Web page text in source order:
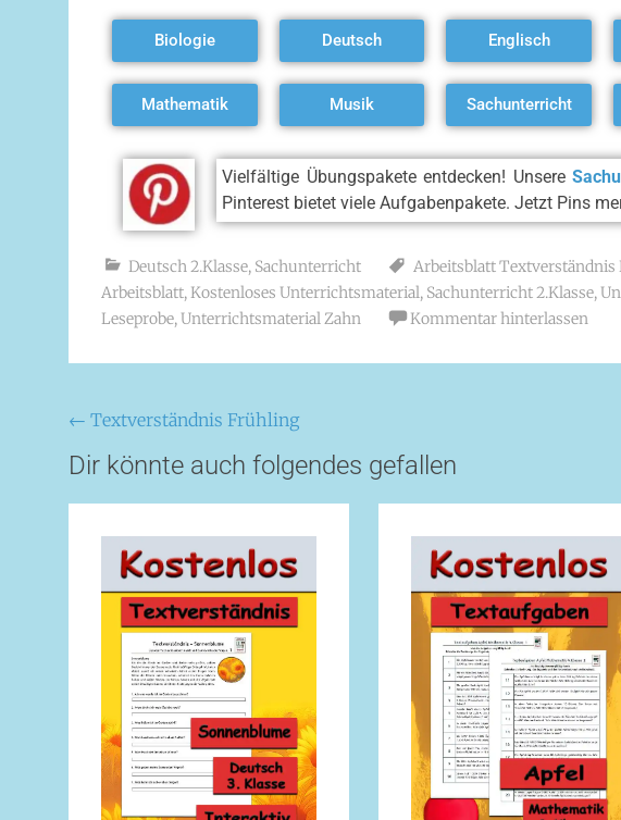
Biologie Deutsch Englisch
Mathematik Musik Sachunterricht
Vielfältige Übungspakete entdecken! Unsere
Pinterest bietet viele Aufgabenpakete. Jetzt Pins
Deutsch 2.Klasse, Sachunterricht Arbeitsblatt Textverständnis
Arbeitsblatt,Kostenloses Unterrichtsmaterial, Sachunterricht 2.Klasse,
Leseprobe,Unterrichtsmaterial Zahn Kommentar hinterlassen
← Textverständnis Frühling
Dir könnte auch folgendes gefallen